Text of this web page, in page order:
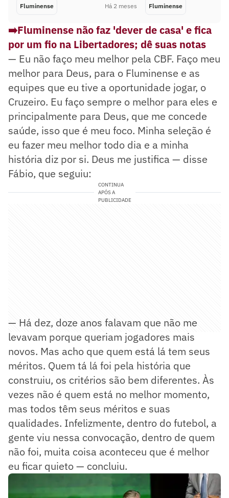
Fluminense Há 2 meses Fluminense
➡️Fluminense não faz 'dever de casa' e fica
por um fio na Libertadores; dê suas notas
— Eu não faço meu melhor pela CBF. Faço meu
melhor para Deus, para o Fluminense e as
equipes que eu tive a oportunidade jogar, o
Cruzeiro. Eu faço sempre o melhor para eles e
principalmente para Deus, que me concede
saúde, isso que é meu foco. Minha seleção é
eu fazer meu melhor todo dia e a minha
história diz por si. Deus me justifica — disse
Fábio, que seguiu:
CONTINUA
APÓS A
PUBLICIDADE
— Há dez, doze anos falavam que não me
levavam porque queriam jogadores mais
novos. Mas acho que quem está lá tem seus
méritos. Quem tá lá foi pela história que
construiu, os critérios são bem diferentes. Às
vezes não é quem está no melhor momento,
mas todos têm seus méritos e suas
qualidades. Infelizmente, dentro do futebol, a
gente viu nessa convocação, dentro de quem
não foi, muita coisa aconteceu que é melhor
eu ficar quieto — concluiu.